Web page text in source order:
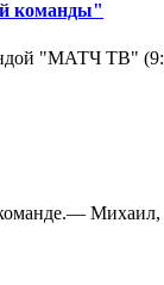
команды"
"МАТЧ ТВ"